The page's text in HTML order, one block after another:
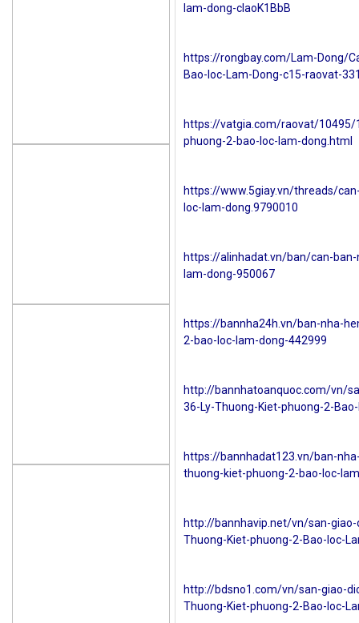
lam-dong-claoK1BbB
https://rongbay.com/Lam-Dong/
Bao-loc-Lam-Dong-c15-raovat-
https://vatgia.com/raovat/
phuong-2-bao-loc-lam-dong.html
https://www.5giay.vn/threads/
loc-lam-dong.9790010
https://alinhadat.vn/ban/can-
lam-dong-950067
https://bannha24h.vn/ban-nha-
2-bao-loc-lam-dong-442999
http://bannhatoanquoc.com/vn/
36-Ly-Thuong-Kiet-phuong-2-
https://bannhadat123.vn/ban-
thuong-kiet-phuong-2-bao-loc-
http://bannhavip.net/vn/san-
Thuong-Kiet-phuong-2-Bao-loc-
http://bdsno1.com/vn/san-giao-
Thuong-Kiet-phuong-2-Bao-loc-